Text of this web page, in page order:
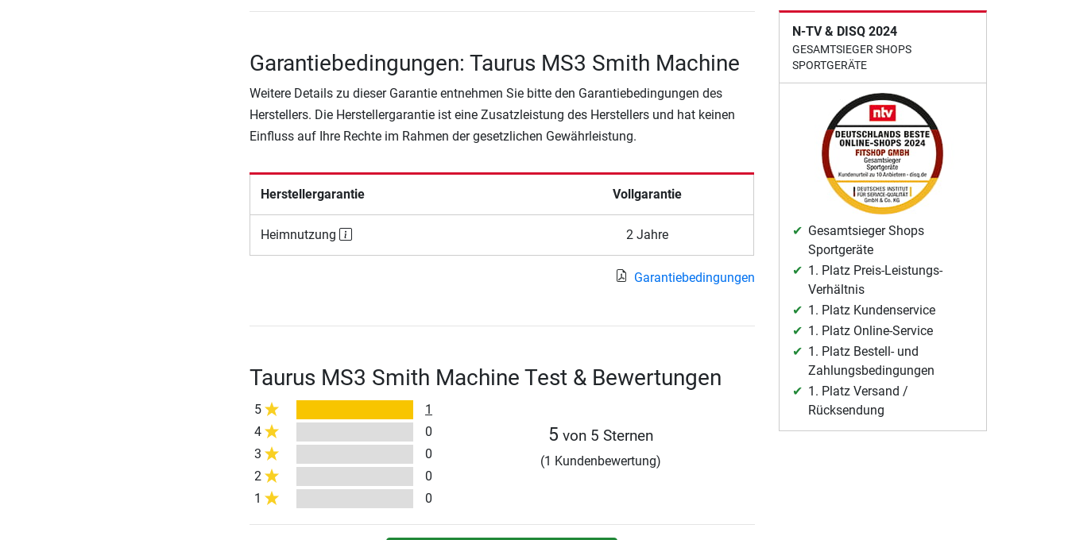
Garantiebedingungen: Taurus MS3 Smith Machine
Weitere Details zu dieser Garantie entnehmen Sie bitte den Garantiebedingungen des
Herstellers. Die Herstellergarantie ist eine Zusatzleistung des Herstellers und hat keinen
Einfluss auf Ihre Rechte im Rahmen der gesetzlichen Gewährleistung.
Herstellergarantie Vollgarantie
Heimnutzung 2 Jahre
Garantiebedingungen
Taurus MS3 Smith Machine Test & Bewertungen
5
1
4
0
3
0
2
0
1
0
5 von 5 Sternen
(1 Kundenbewertung)
N-TV & DISQ 2024
GESAMTSIEGER SHOPS
SPORTGERÄTE
Gesamtsieger Shops
Sportgeräte
1. Platz Preis-Leistungs-
Verhältnis
1. Platz Kundenservice
1. Platz Online-Service
1. Platz Bestell- und
Zahlungsbedingungen
1. Platz Versand /
Rücksendung